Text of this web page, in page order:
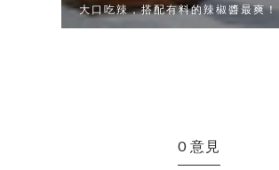
大口吃辣，搭配有料的辣椒醬最爽！
0 意見